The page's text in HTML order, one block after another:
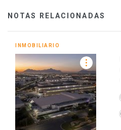
NOTAS RELACIONADAS
INMOBILIARIO